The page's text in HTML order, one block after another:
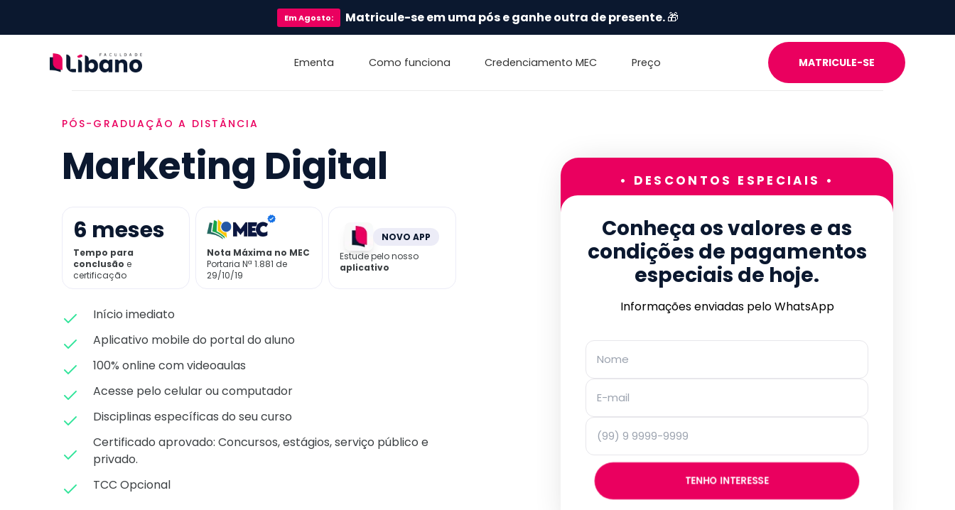
EmAgosto: Matricule-se em uma pós e ganhe outra de presente.🎁
Ementa Como funciona Credenciamento MEC Preço MATRICULE-SE
PÓS-GRADUAÇÃO A DISTÂNCIA
Marketing Digital
6 meses
Tempo para
conclusão e
certificação
Nota Máxima no MEC
Portaria Nª 1.881 de
29/10/19
NOVO APP
Estude pelo nosso
aplicativo
Início imediato
Aplicativo mobile do portal do aluno
100% online com videoaulas
Acesse pelo celular ou computador
Disciplinas específicas do seu curso
Certificado aprovado: Concursos, estágios, serviço público e
privado.
TCC Opcional
• DESCONTOS ESPECIAIS •
Conheça os valores e as
condições de pagamentos
especiais de hoje.
Informações enviadas pelo WhatsApp
TENHO INTERESSE